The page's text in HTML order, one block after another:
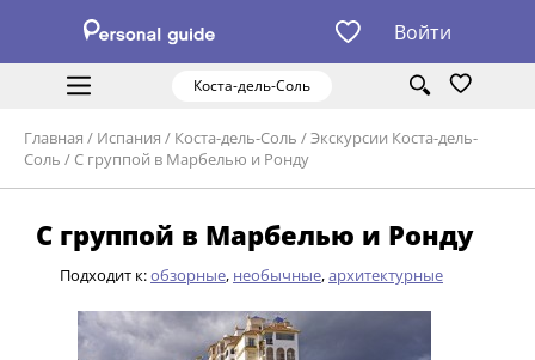
Войти
Коста-дель-Соль
Главная / Испания / Коста-дель-Соль /Экскурсии Коста-дель-
Соль / С группой в Марбелью и Ронду
С группой в Марбелью и Ронду
Подходит к:обзорные, необычные,архитектурные